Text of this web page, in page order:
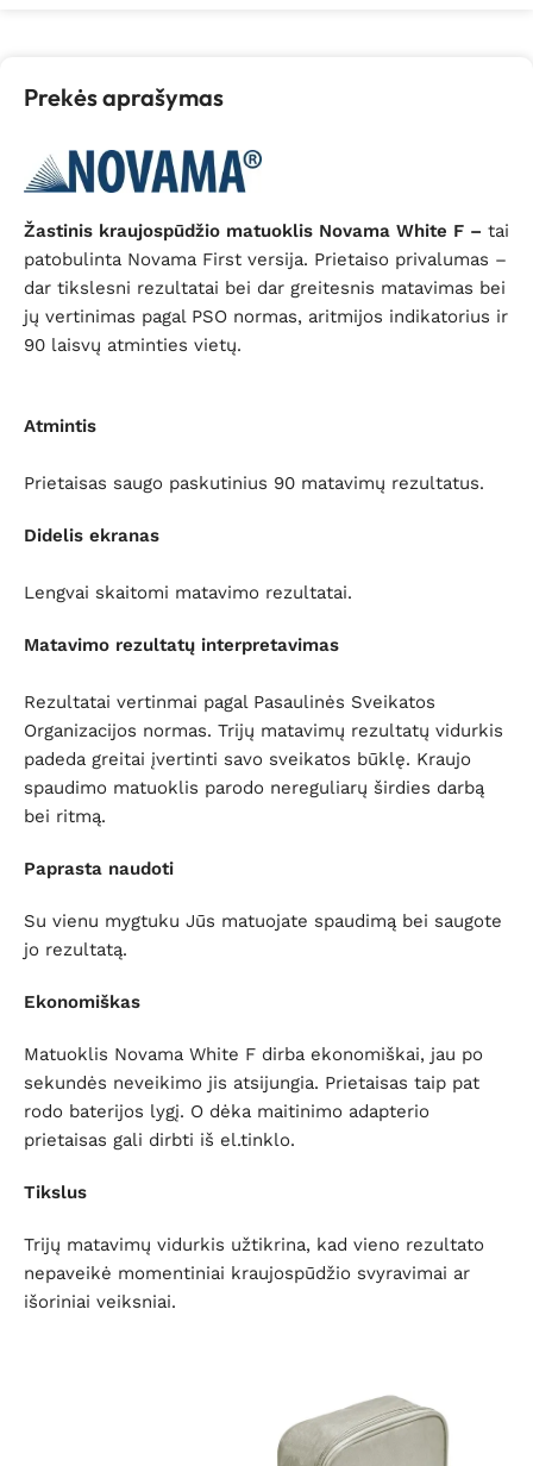
Prekės aprašymas
Žastinis kraujospūdžio matuoklis Novama White F – tai
patobulinta Novama First versija. Prietaiso privalumas –
dar tikslesni rezultatai bei dar greitesnis matavimas bei
jų vertinimas pagal PSO normas, aritmijos indikatorius ir
90 laisvų atminties vietų.
Atmintis
Prietaisas saugo paskutinius 90 matavimų rezultatus.
Didelis ekranas
Lengvai skaitomi matavimo rezultatai.
Matavimo rezultatų interpretavimas
Rezultatai vertinmai pagal Pasaulinės Sveikatos
Organizacijos normas. Trijų matavimų rezultatų vidurkis
padeda greitai įvertinti savo sveikatos būklę. Kraujo
spaudimo matuoklis parodo nereguliarų širdies darbą
bei ritmą.
Paprasta naudoti
Su vienu mygtuku Jūs matuojate spaudimą bei saugote
jo rezultatą.
Ekonomiškas
Matuoklis Novama White F dirba ekonomiškai, jau po
sekundės neveikimo jis atsijungia. Prietaisas taip pat
rodo baterijos lygį. O dėka maitinimo adapterio
prietaisas gali dirbti iš el.tinklo.
Tikslus
Trijų matavimų vidurkis užtikrina, kad vieno rezultato
nepaveikė momentiniai kraujospūdžio svyravimai ar
išoriniai veiksniai.